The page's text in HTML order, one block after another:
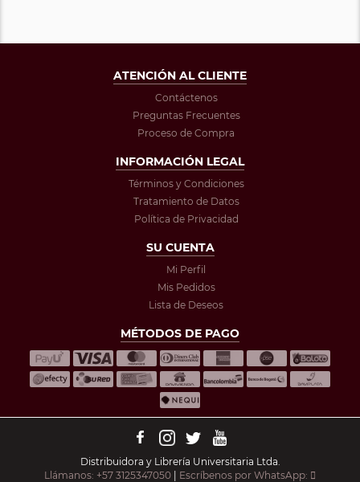
ATENCIÓN AL CLIENTE
Contáctenos
Preguntas Frecuentes
Proceso de Compra
INFORMACIÓN LEGAL
Términos y Condiciones
Tratamiento de Datos
Política de Privacidad
SU CUENTA
Mi Perfil
Mis Pedidos
Lista de Deseos
MÉTODOS DE PAGO
Distribuidora y Librería Universitaria Ltda.
Llámanos: +57 3125347050 | Escríbenos por WhatsApp: